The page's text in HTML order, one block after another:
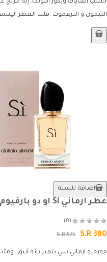
خشب الغاياك وبذور التونكا. إنه
الليمون و البرغموت .قلب العطر
اضافة للسلة
عطر ارماني Si او دو بارفيوم 50مل
(0)
S.R 380
S.R 575
جورجيو ارماني سي يتميز بأنه أنيق،